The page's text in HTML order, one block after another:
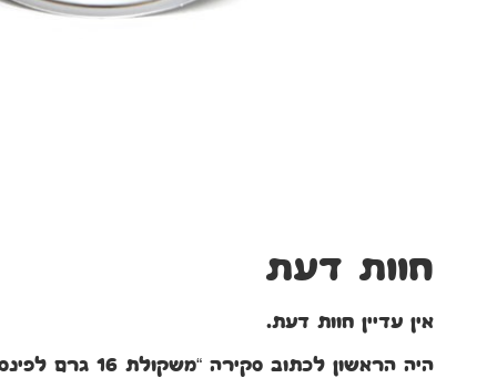
חוות דעת
אין עדיין חוות דעת.
היה הראשון לכתוב סקירה “משקולת 16 גרם לפינס וטורנדו”